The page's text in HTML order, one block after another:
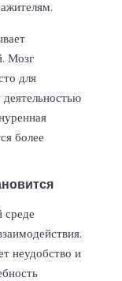
Мозг
для
более
неудобство и